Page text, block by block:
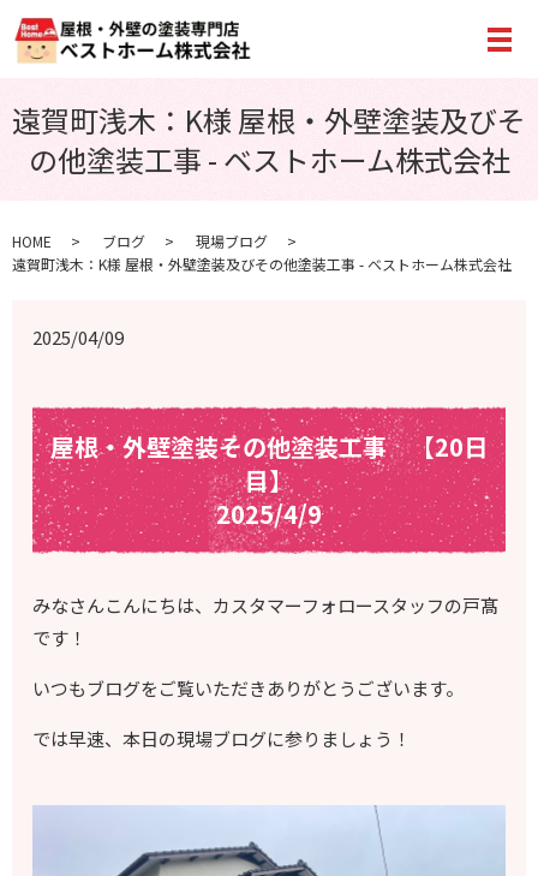
メ
遠賀町浅木：K様 屋根・外壁塗装及びそ
の他塗装工事 - ベストホーム株式会社
HOME ブログ
現場ブログ
遠賀町浅木：K様 屋根・外壁塗装及びその他塗装工事 - ベストホーム株式会社
2025/04/09
屋根・外壁塗装その他塗装工事 【20日
目】
2025/4/9
みなさんこんにちは、カスタマーフォロースタッフの戸髙
です！
いつもブログをご覧いただきありがとうございます。
では早速、本日の現場ブログに参りましょう！